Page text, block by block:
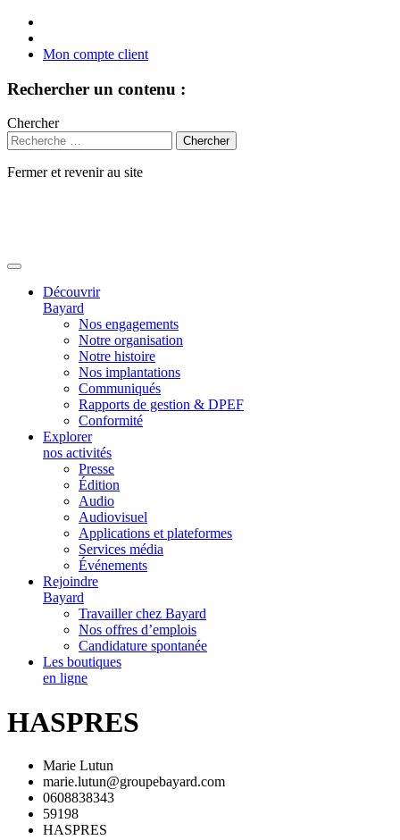
Mon compte client
Rechercher un contenu :
Chercher
Fermer et revenir au site
Découvrir
Bayard
Nos engagements
Notre organisation
Notre histoire
Nos implantations
Communiqués
Rapports de gestion & DPEF
Conformité
Explorer
nos activités
Presse
Édition
Audio
Audiovisuel
Applications et plateformes
Services média
Événements
Rejoindre
Bayard
Travailler chez Bayard
Nos offres d’emplois
Candidature spontanée
Les boutiques
en ligne
HASPRES
Marie Lutun
marie.lutun@groupebayard.com
0608838343
59198
HASPRES